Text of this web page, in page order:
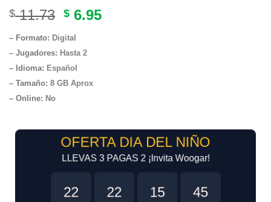
$11.73 Original
was:
$ 11.73.
$ 6.95Current
– Formato: Digital
– Jugadores: Hasta 2
– Idioma: Español
– Tamaño: 8 GB Aprox
– Online: No
OFERTA DIA DEL NIÑO
LLEVAS 3 PAGAS 2 ¡Invita Woogar!
22 22 15 45